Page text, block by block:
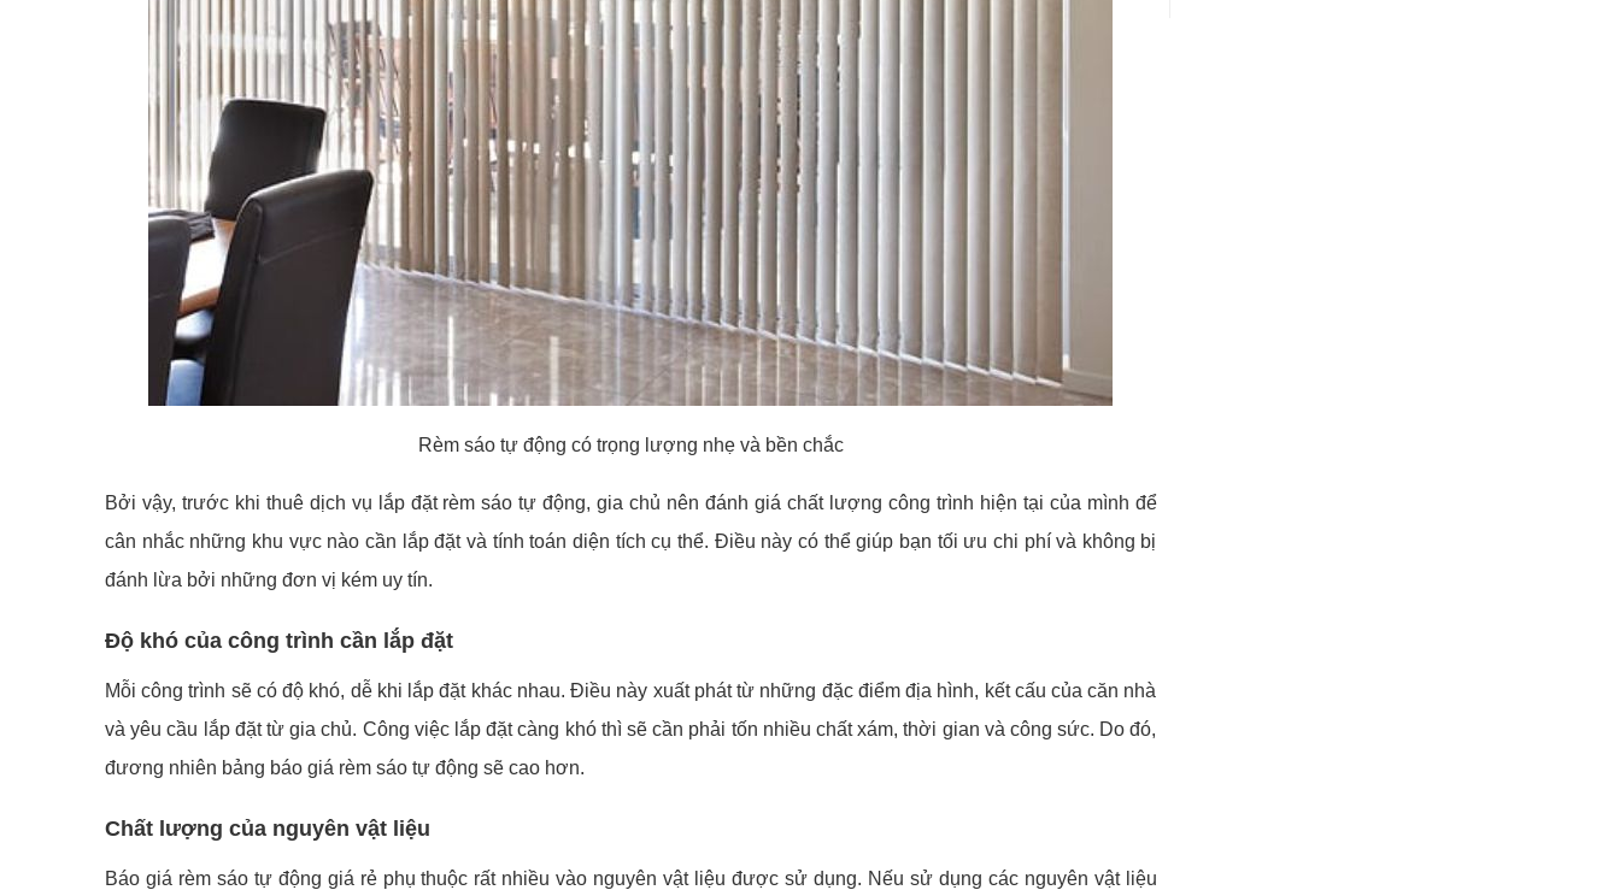
Rèm sáo tự động có trọng lượng nhẹ và bền chắc
Bởi vậy, trước khi thuê dịch vụ lắp đặt rèm sáo tự động, gia chủ nên đánh giá chất lượng công trình hiện tại của mình để
cân nhắc những khu vực nào cần lắp đặt và tính toán diện tích cụ thể. Điều này có thể giúp bạn tối ưu chi phí và không bị
đánh lừa bởi những đơn vị kém uy tín.
Độ khó của công trình cần lắp đặt
Mỗi công trình sẽ có độ khó, dễ khi lắp đặt khác nhau. Điều này xuất phát từ những đặc điểm địa hình, kết cấu của căn nhà
và yêu cầu lắp đặt từ gia chủ. Công việc lắp đặt càng khó thì sẽ cần phải tốn nhiều chất xám, thời gian và công sức. Do đó,
đương nhiên bảng báo giá rèm sáo tự động sẽ cao hơn.
Chất lượng của nguyên vật liệu
Báo giá rèm sáo tự động giá rẻ phụ thuộc rất nhiều vào nguyên vật liệu được sử dụng. Nếu sử dụng các nguyên vật liệu